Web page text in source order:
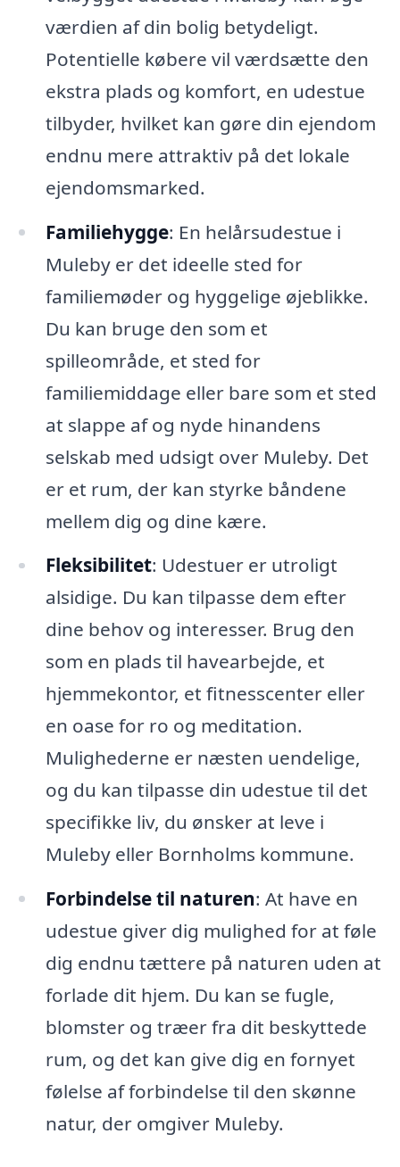
værdien af din bolig betydeligt.
Potentielle købere vil værdsætte den
ekstra plads og komfort, en udestue
tilbyder, hvilket kan gøre din ejendom
endnu mere attraktiv på det lokale
ejendomsmarked.
Familiehygge: En helårsudestue i
Muleby er det ideelle sted for
familiemøder og hyggelige øjeblikke.
Du kan bruge den som et
spilleområde, et sted for
familiemiddage eller bare som et sted
at slappe af og nyde hinandens
selskab med udsigt over Muleby. Det
er et rum, der kan styrke båndene
mellem dig og dine kære.
Fleksibilitet: Udestuer er utroligt
alsidige. Du kan tilpasse dem efter
dine behov og interesser. Brug den
som en plads til havearbejde, et
hjemmekontor, et fitnesscenter eller
en oase for ro og meditation.
Mulighederne er næsten uendelige,
og du kan tilpasse din udestue til det
specifikke liv, du ønsker at leve i
Muleby eller Bornholms kommune.
Forbindelse til naturen: At have en
udestue giver dig mulighed for at føle
dig endnu tættere på naturen uden at
forlade dit hjem. Du kan se fugle,
blomster og træer fra dit beskyttede
rum, og det kan give dig en fornyet
følelse af forbindelse til den skønne
natur, der omgiver Muleby.